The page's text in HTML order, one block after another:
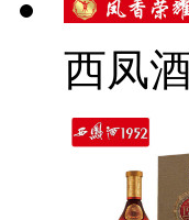
西凤